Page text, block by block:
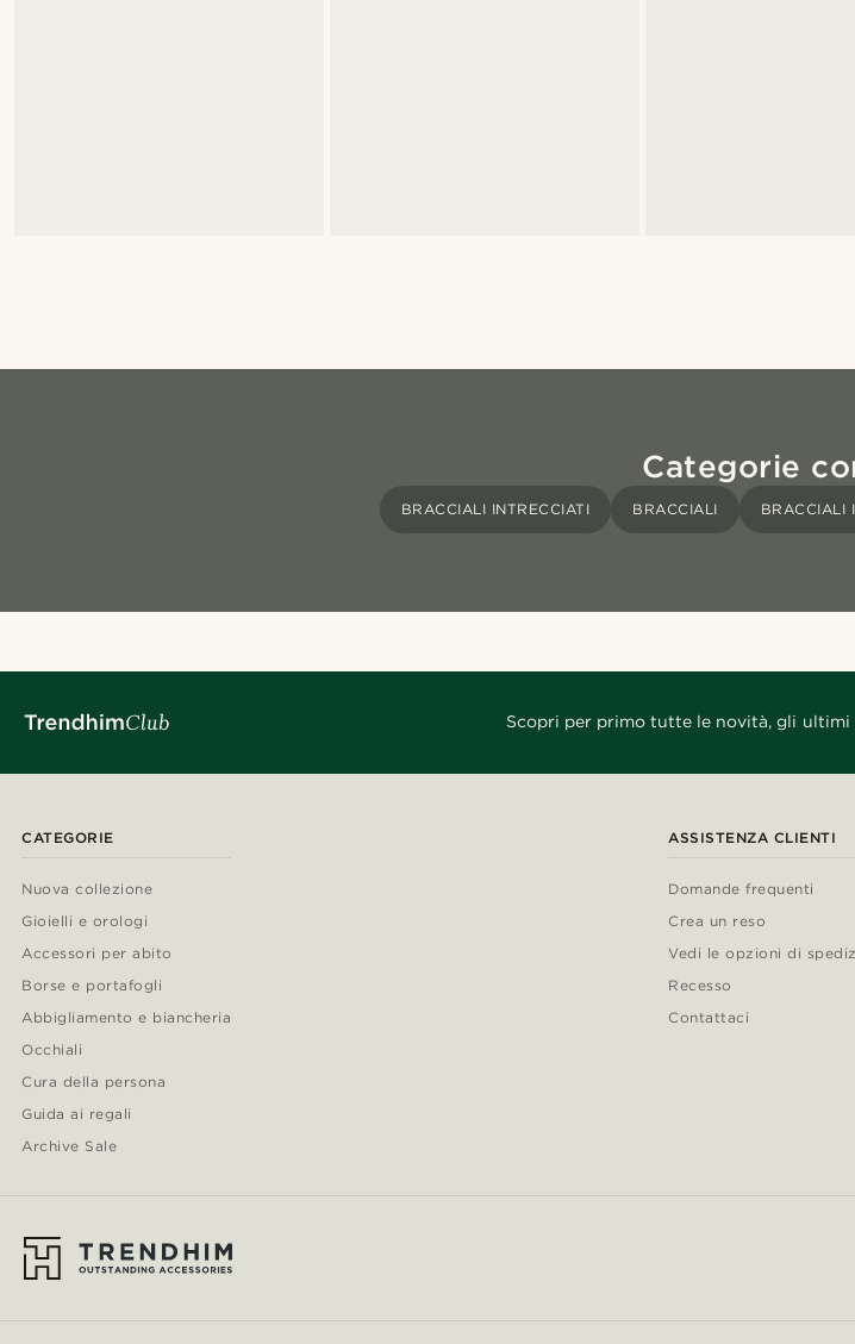
Categorie
BRACCIALI INTRECCIATI BRACCIALI BRACCIALI
Scopri per primo tutte le novità, gli ultimi
CATEGORIE
Nuova collezione
Gioielli e orologi
Accessori per abito
Borse e portafogli
Abbigliamento e biancheria
Occhiali
Cura della persona
Guida ai regali
Archive Sale
ASSISTENZA CLIENTI
Domande frequenti
Crea un reso
Vedi le opzioni di
Recesso
Contattaci